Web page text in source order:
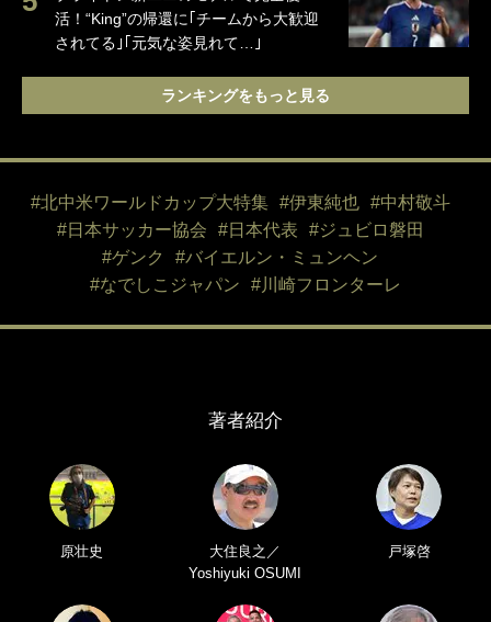
活！“King”の帰還に｢チームから大歓迎
されてる｣｢元気な姿見れて…｣
ランキングをもっと見る
#北中米ワールドカップ大特集 #伊東純也
#中村敬斗
#日本サッカー協会
#日本代表
#ジュビロ磐田
#ゲンク
#バイエルン・ミュンヘン
#なでしこジャパン
#川崎フロンターレ
著者紹介
原壮史
大住良之／
Yoshiyuki OSUMI
戸塚啓